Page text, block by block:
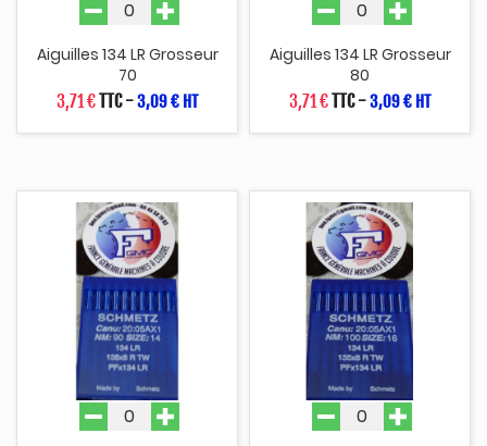
Aiguilles 134 LR Grosseur
70
3,71 €TTC-3,09 € HT
Aiguilles 134 LR Grosseur
80
3,71 €TTC-3,09 € HT